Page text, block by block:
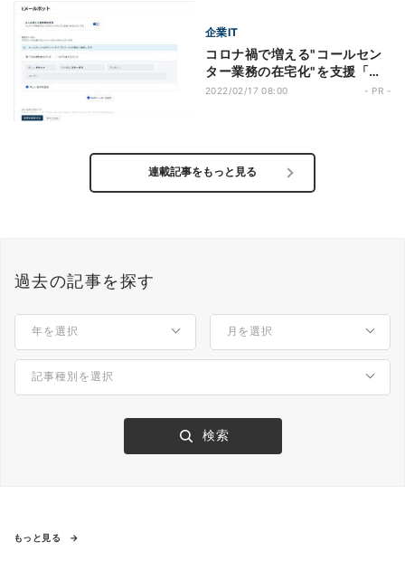
するクラウドサービス
企業IT
コロナ禍で増える"コールセン
ター業務の在宅化"を支援「サ
テライトオフィス・コンタクト
2022/02/17 08:00 - PR -
連載記事をもっと見る
過去の記事を探す
もっと見る